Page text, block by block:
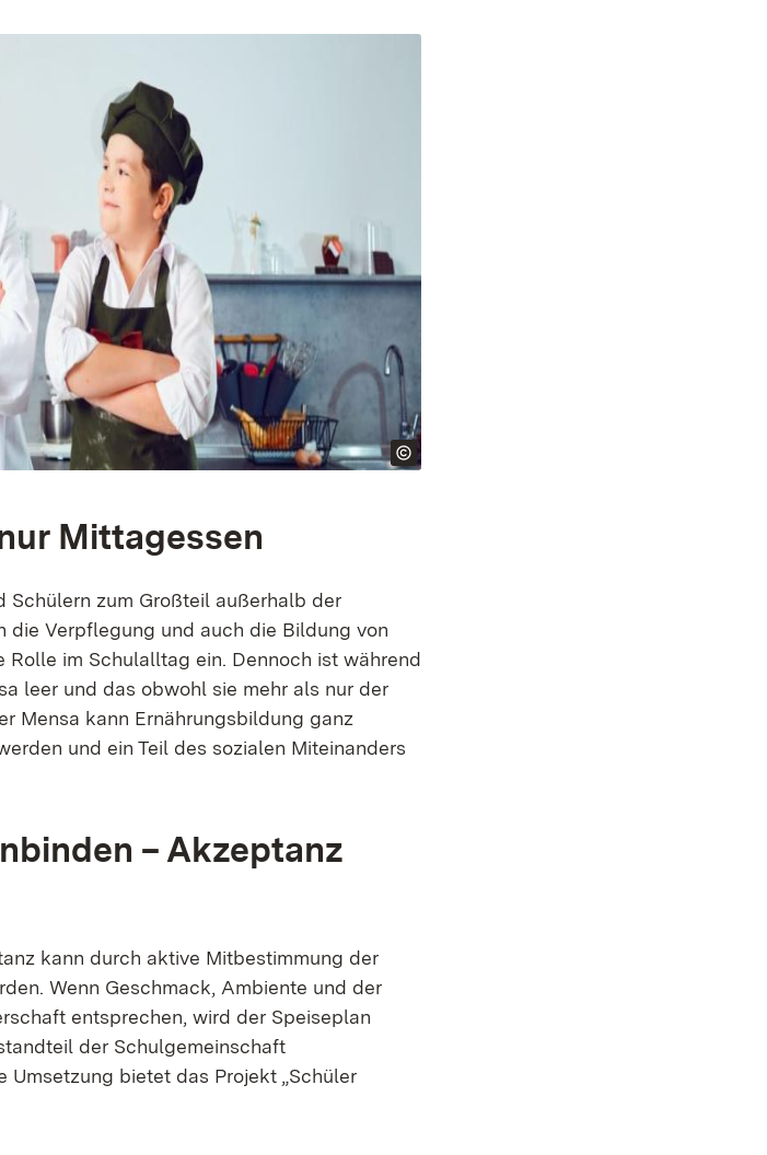
Mittagessen
Schülern zum Großteil außerhalb der
die Verpflegung und auch die Bildung von
im Schulalltag ein. Dennoch ist während
leer und das obwohl sie mehr als nur der
Mensa kann Ernährungsbildung ganz
und ein Teil des sozialen Miteinanders
– Akzeptanz
kann durch aktive Mitbestimmung der
Wenn Geschmack, Ambiente und der
entsprechen, wird der Speiseplan
der Schulgemeinschaft
bietet das Projekt „Schüler